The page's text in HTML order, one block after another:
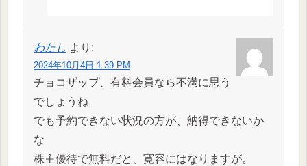
わたし より:
2024年10月4日 1:39 PM
チョコザップ、有料会員なら不満に思う
でしょうね
でも予約できない状況の方が、納得できないか
な
株主優待で無料だと、寛容にはなりますが。